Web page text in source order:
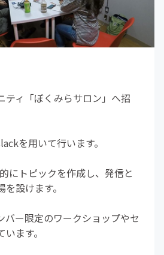
ティ「ぼくみらサロン」へ招
を用いて行います。
にトピックを作成し、発信と
設けます。
バー限定のワークショップやセ
ます。